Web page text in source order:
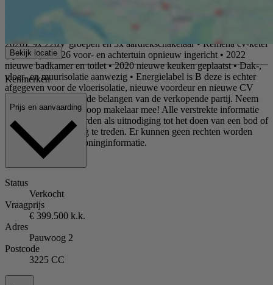
naar deze woning? Neemt u dan gerust contact met ons op voor het
maken van een afspraak. Overige kenmerken: • Bouwjaar 1981 •
Geheel voorzien vsn dubbele beglazing • Meterkast (vernieuwd in
2020): 9x 220V groepen en 3x aardlekschakelaar • Remeha cv-ketel
(bj. 2025) • 2026 voor- en achtertuin opnieuw ingericht • 2022
nieuwe badkamer en toilet • 2020 nieuwe keuken geplaatst • Dak-,
vloer- en muurisolatie aanwezig • Energielabel is B deze is echter
afgegeven voor de vloerisolatie, nieuwe voordeur en nieuwe CV
ketel. Wij behartigen de belangen van de verkopende partij. Neem
uw eigen NVM aankoop makelaar mee! Alle verstrekte informatie
moet beschouwd worden als uitnodiging tot het doen van een bod of
om in onderhandeling te treden. Er kunnen geen rechten worden
ontleend aan deze woninginformatie.
Bekijk locatie
Kenmerken
Prijs en aanvaarding
Status
Verkocht
Vraagprijs
€ 399.500 k.k.
Adres
Pauwoog 2
Postcode
3225 CC